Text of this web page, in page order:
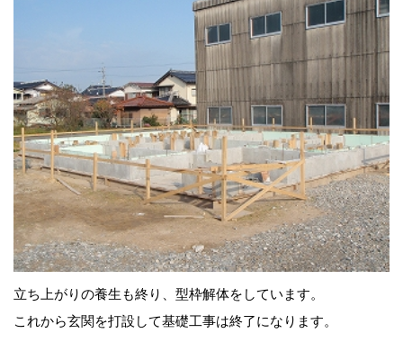
立ち上がりの養生も終り、型枠解体をしています。
これから玄関を打設して基礎工事は終了になります。